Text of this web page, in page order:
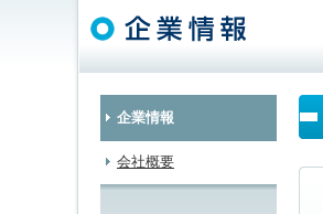
企業情報
会社概要